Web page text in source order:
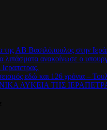
της ΑΒ Βασιλόπουλος στην
λιπάσματα ανακοίνωσε ο
εδώ και 126 χρόνια –
ΛΥΚΕΙΑ ΤΗΣ